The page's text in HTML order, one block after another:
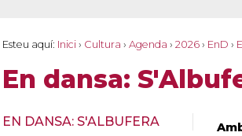
Esteu aquí: Inici › Cultura › Agenda › 2026 › EnD ›
En dansa:
EN DANSA: S'ALBUFERA